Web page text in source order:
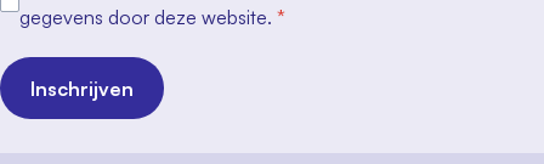
gegevens door deze website. *
Inschrijven